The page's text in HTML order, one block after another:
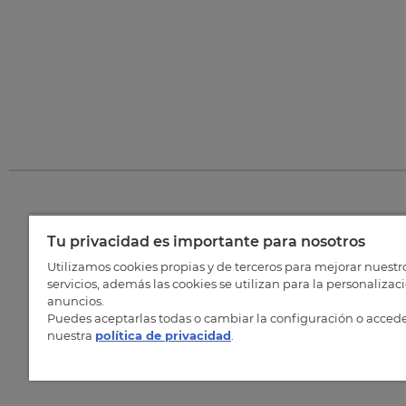
Tu privacidad es importante para nosotros
Utilizamos cookies propias y de terceros para mejorar
servicios, además las cookies se utilizan para la
anuncios.
Puedes aceptarlas todas o cambiar la configuración o
nuestra política de privacidad